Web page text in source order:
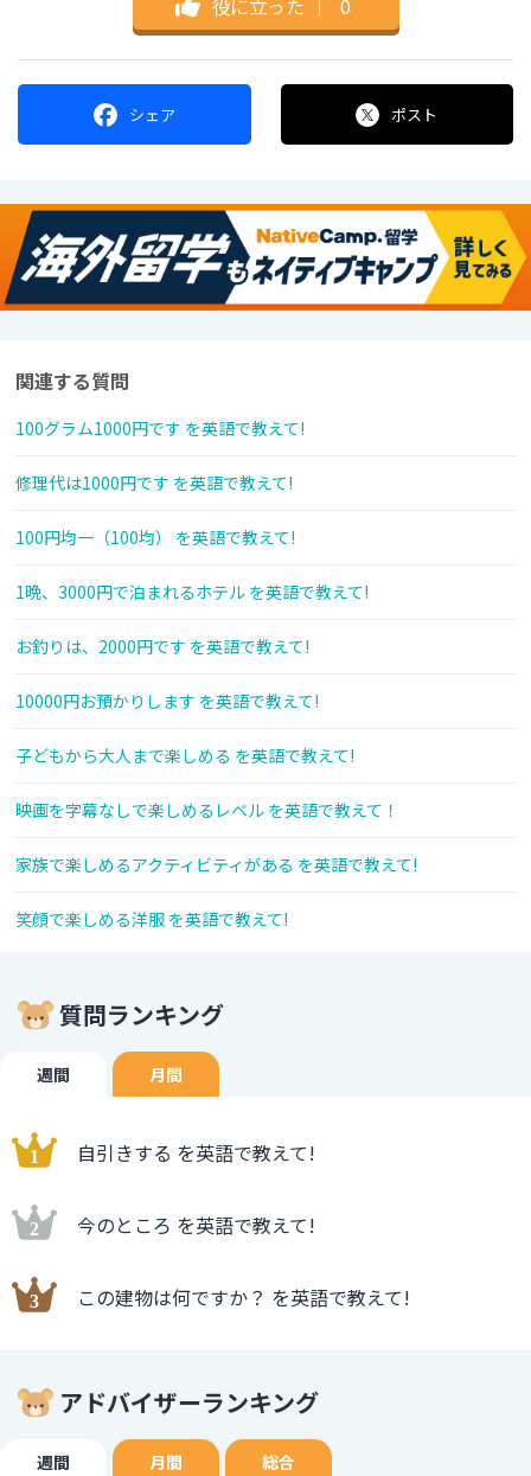
役に立った 0
シェア ポスト
関連する質問
100グラム1000円です を英語で教えて!
修理代は1000円です を英語で教えて!
100円均一（100均） を英語で教えて!
1晩、3000円で泊まれるホテル を英語で教えて!
お釣りは、2000円です を英語で教えて!
10000円お預かりします を英語で教えて!
子どもから大人まで楽しめる を英語で教えて!
映画を字幕なしで楽しめるレベル を英語で教えて！
家族で楽しめるアクティビティがある を英語で教えて!
笑顔で楽しめる洋服 を英語で教えて!
質問ランキング
週間 月間
自引きする を英語で教えて!
今のところ を英語で教えて!
この建物は何ですか？ を英語で教えて!
アドバイザーランキング
週間 月間 総合